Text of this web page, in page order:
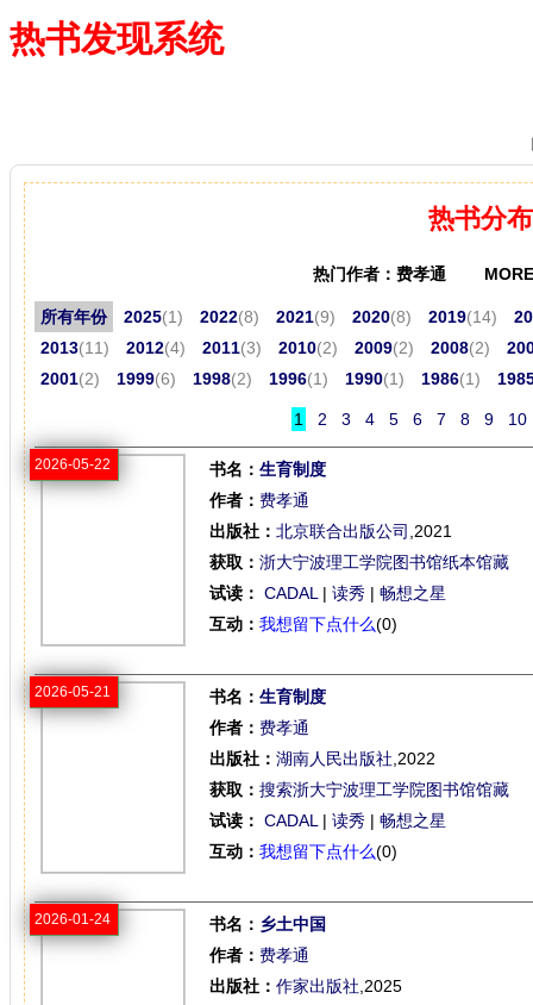
热书发现系统
热书分布
热门作者：费孝通
所有年份 2025(1) 2022(8) 2021(9) 2020(8) 2019(14)
2013(11) 2012(4) 2011(3) 2010(2) 2009(2) 2008(2)
2001(2) 1999(6) 1998(2) 1996(1) 1990(1) 1986(1)
1 2 3 4 5 6 7 8 9 10
2026-05-22 书名： 生育制度
作者： 费孝通
出版社： 北京联合出版公司 ,2021
获取： 浙大宁波理工学院图书馆纸本馆藏
试读： CADAL | 读秀 | 畅想之星
互动： 我想留下点什么(0)
2026-05-21 书名： 生育制度
作者： 费孝通
出版社： 湖南人民出版社 ,2022
获取： 搜索浙大宁波理工学院图书馆馆藏
试读： CADAL | 读秀 | 畅想之星
互动： 我想留下点什么(0)
2026-01-24 书名： 乡土中国
作者： 费孝通
出版社： 作家出版社 ,2025